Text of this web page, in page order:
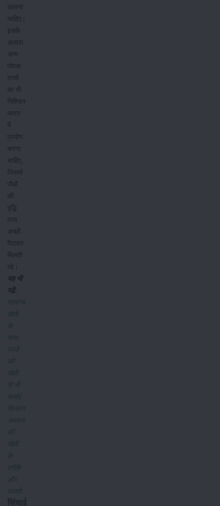
डालना
चाहिए।
इसके
अलावा
अन्य
पोषक
तत्वों
का भी
निश्चित
मात्रा
में
प्रयोग
करना
चाहिए,
जिससे
पौधों
की
वृद्धि
तथा
अच्छी
पैदावार
मिलती
रहे।
यह भी
पढ़ें:
सामान्य
खेती
साथ
फलों
खेती
से भी
कमाएं
किसान:
अमरूद
खेती
तरीके
और
फायदे